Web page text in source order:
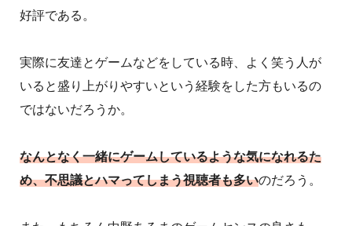
好評である。
実際に友達とゲームなどをしている時、よく笑う人が
いると盛り上がりやすいという経験をした方もいるの
ではないだろうか。
なんとなく一緒にゲームしているような気になれるた
め、不思議とハマってしまう視聴者も多いのだろう。